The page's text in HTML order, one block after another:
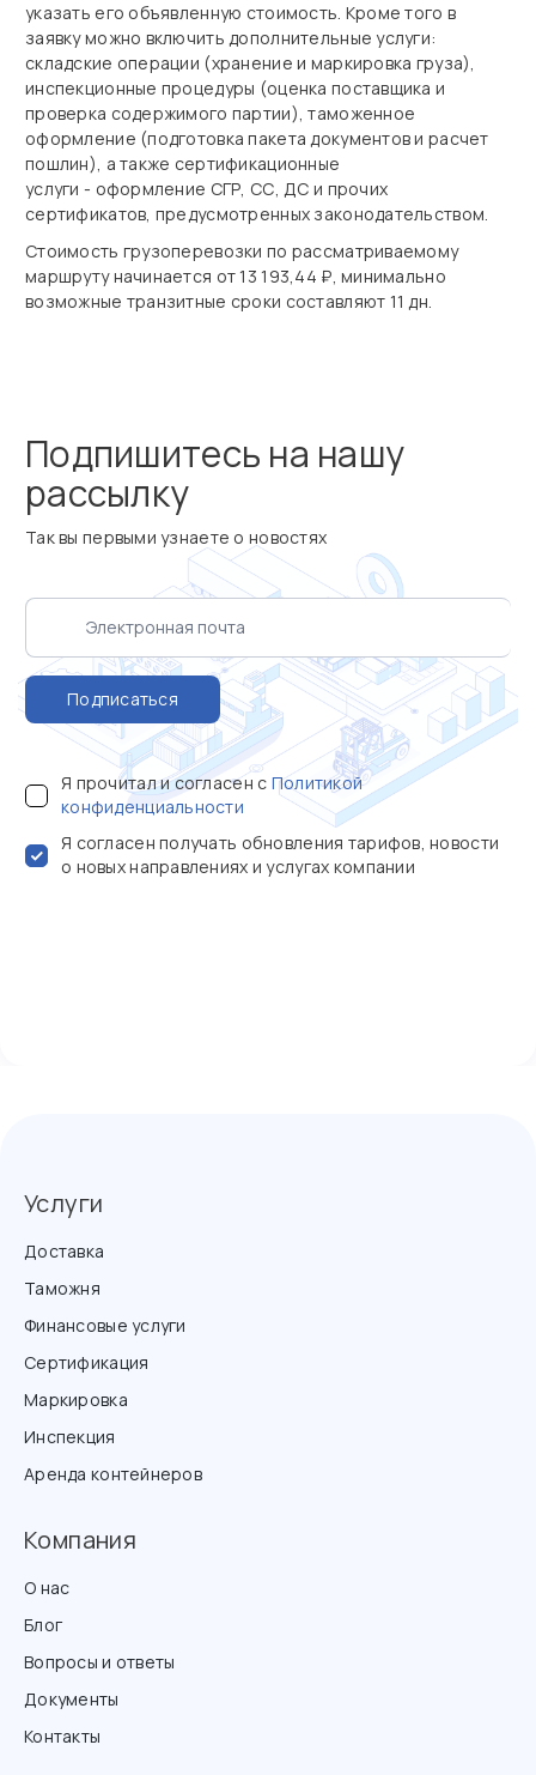
указать его объявленную стоимость. Кроме того в
заявку можно включить дополнительные услуги:
складские операции (хранение и маркировка груза),
инспекционные процедуры (оценка поставщика и
проверка содержимого партии), таможенное
оформление (подготовка пакета документов и расчет
пошлин), а также сертификационные
услуги - оформление СГР, СС, ДС и прочих
сертификатов, предусмотренных законодательством.
Стоимость грузоперевозки по рассматриваемому
маршруту начинается от 13 193,44 ₽, минимально
возможные транзитные сроки составляют 11 дн.
Подпишитесь на нашу
рассылку
Так вы первыми узнаете о новостях
Подписаться
Я прочитал и согласен с Политикой
конфиденциальности
Я согласен получать обновления тарифов, новости
о новых направлениях и услугах компании
Услуги
Доставка
Таможня
Финансовые услуги
Сертификация
Маркировка
Инспекция
Аренда контейнеров
Компания
О нас
Блог
Вопросы и ответы
Документы
Контакты